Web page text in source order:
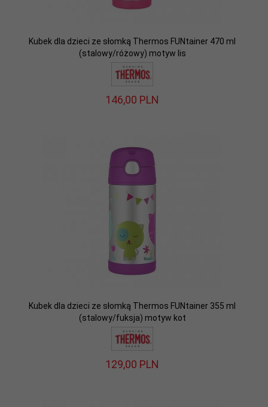
Kubek dla dzieci ze słomką Thermos FUNtainer 470 ml
(stalowy/różowy) motyw lis
146,00 PLN
Kubek dla dzieci ze słomką Thermos FUNtainer 355 ml
(stalowy/fuksja) motyw kot
129,00 PLN